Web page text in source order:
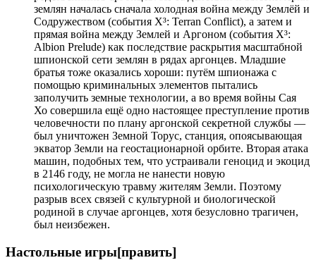
землян началась сначала холодная война между Землёй и
Содружеством (события X³: Terran Conflict), а затем и
прямая война между Землей и Аргоном (события X³:
Albion Prelude) как последствие раскрытия масштабной
шпионской сети землян в рядах аргонцев. Младшие
братья тоже оказались хороши: путём шпионажа с
помощью криминальных элементов пытались
заполучить земные технологии, а во время войны Сая
Хо совершила ещё одно настоящее преступление против
человечности по плану аргонской секретной службы —
был уничтожен Земной Торус, станция, опоясывающая
экватор Земли на геостационарной орбите. Вторая атака
машин, подобных тем, что устраивали геноцид и экоцид
в 2146 году, не могла не нанести новую
психологическую травму жителям Земли. Поэтому
разрыв всех связей с культурной и биологической
родиной в случае аргонцев, хотя безусловно трагичен,
был неизбежен.
Настольные игры[править]